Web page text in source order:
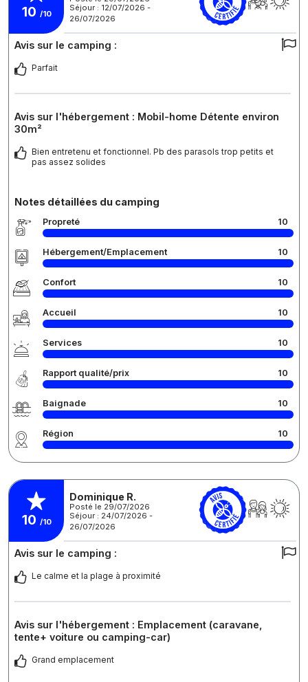
10 /10
Séjour : 12/07/2026 -
26/07/2026
Avis sur le camping :
Parfait
Avis sur l'hébergement : Mobil-home Détente environ
30m²
Bien entretenu et fonctionnel. Pb des parasols trop petits et
pas assez solides
Notes détaillées du camping
Propreté 10
Hébergement/Emplacement 10
Confort 10
Accueil 10
Services 10
Rapport qualité/prix 10
Baignade 10
Région 10
10 /10
Dominique R.
Posté le 29/07/2026
Séjour : 24/07/2026 -
26/07/2026
Avis sur le camping :
Le calme et la plage à proximité
Avis sur l'hébergement : Emplacement (caravane,
tente+ voiture ou camping-car)
Grand emplacement